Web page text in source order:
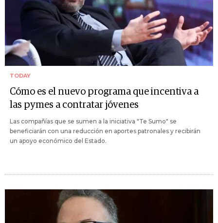
TODAY
Cómo es el nuevo programa que incentiva a
las pymes a contratar jóvenes
Las compañías que se sumen a la iniciativa "Te Sumo" se
beneficiarán con una reducción en aportes patronales y recibirán
un apoyo económico del Estado.